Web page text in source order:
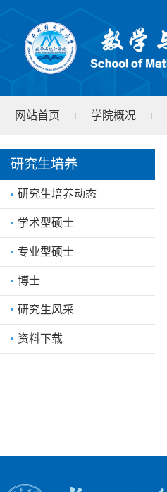
网站首页 | 学院概况 |
学院文件
研究生培养
研究生培养动态
学术型硕士
专业型硕士
博士
研究生风采
资料下载